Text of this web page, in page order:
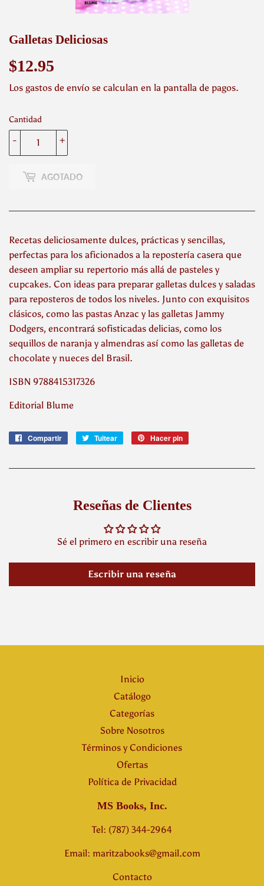
Galletas Deliciosas
$12.95
Los gastos de envío se calculan en la pantalla de pagos.
Cantidad
+
-
AGOTADO
Recetas deliciosamente dulces, prácticas y sencillas,
perfectas para los aficionados a la repostería casera que
deseen ampliar su repertorio más allá de pasteles y
cupcakes. Con ideas para preparar galletas dulces y saladas
para reposteros de todos los niveles. Junto con exquisitos
clásicos, como las pastas Anzac y las galletas Jammy
Dodgers, encontrará sofisticadas delicias, como los
sequillos de naranja y almendras así como las galletas de
chocolate y nueces del Brasil.
ISBN 9788415317326
Editorial Blume
Compartir
CompartirTuitear
Tuitear Hacer pin
Reseñas de Clientes
Sé el primero en escribir una reseña
Escribir una reseña
Inicio
Catálogo
Categorías
Sobre Nosotros
Términos y Condiciones
Ofertas
Política de Privacidad
MS Books, Inc.
Tel: (787) 344-2964
Email: maritzabooks@gmail.com
Contacto